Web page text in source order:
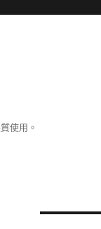
使用。